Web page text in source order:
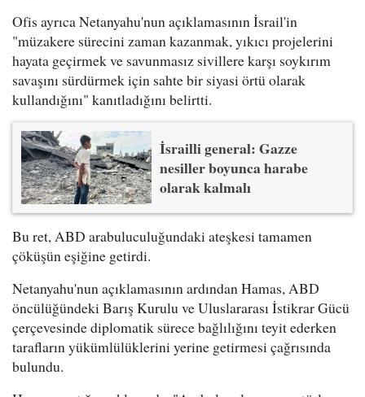
Ofis ayrıca Netanyahu'nun açıklamasının İsrail'in
"müzakere sürecini zaman kazanmak, yıkıcı projelerini
hayata geçirmek ve savunmasız sivillere karşı soykırım
savaşını sürdürmek için sahte bir siyasi örtü olarak
kullandığını" kanıtladığını belirtti.
İsrailli general: Gazze
nesiller boyunca harabe
olarak kalmalı
Bu ret, ABD arabuluculuğundaki ateşkesi tamamen
çöküşün eşiğine getirdi.
Netanyahu'nun açıklamasının ardından Hamas, ABD
öncülüğündeki Barış Kurulu ve Uluslararası İstikrar Gücü
çerçevesinde diplomatik sürece bağlılığını teyit ederken
tarafların yükümlülüklerini yerine getirmesi çağrısında
bulundu.